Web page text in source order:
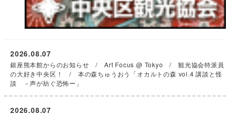
銀座熊本館からのお知らせ / Art Focus @ Tokyo / 観光協会特派員
の大好き中央区！ / 本の森ちゅうおう「オカルトの森 vol.4 講談と怪
談 －声が紡ぐ恐怖ー」
2026.08.07
2026.08.07